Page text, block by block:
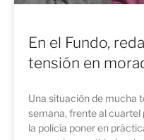
En el Fundo,
tensión en
Una situación de mucha
semana, frente al cuartel
la policía poner en